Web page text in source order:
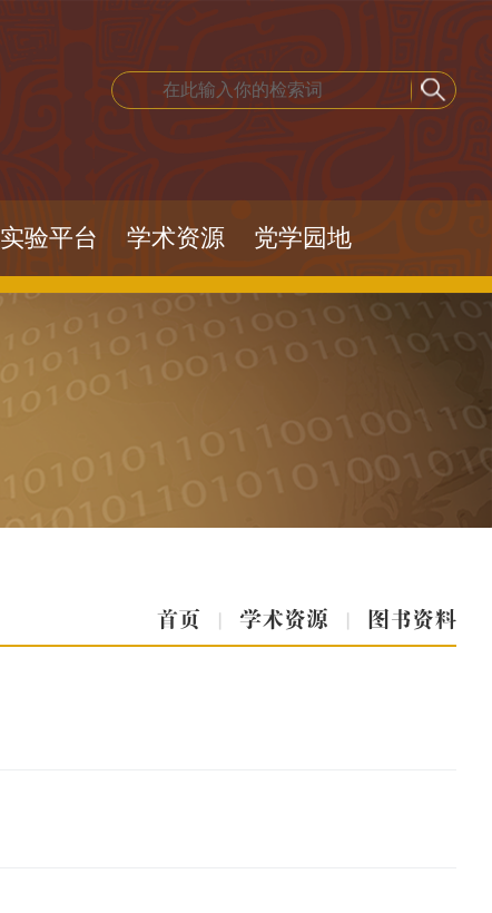
实验平台 学术资源 党学园地
首页 | 学术资源 | 图书资料